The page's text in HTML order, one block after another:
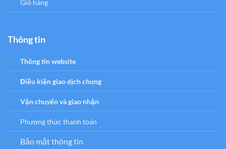
Giỏ hàng
Thông tin
Thông tin website
Điều kiện giao dịch chung
Vận chuyển và giao nhận
Phương thức thanh toán
Bảo mật thông tin